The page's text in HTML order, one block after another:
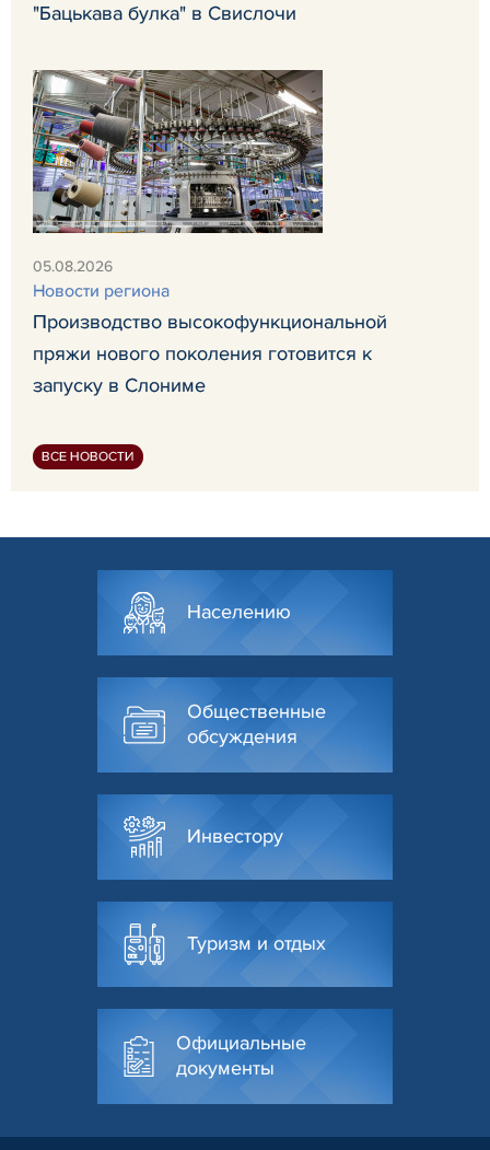
"Бацькава булка" в Свислочи
05.08.2026
Новости региона
Производство высокофункциональной
пряжи нового поколения готовится к
запуску в Слониме
ВСЕ НОВОСТИ
Населению
Общественные
обсуждения
Инвестору
Туризм и отдых
Официальные
документы